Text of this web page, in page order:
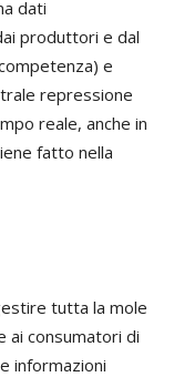
dati
produttori e dal
e
repressione
reale, anche in
fatto nella
tutta la mole
ai consumatori di
informazioni